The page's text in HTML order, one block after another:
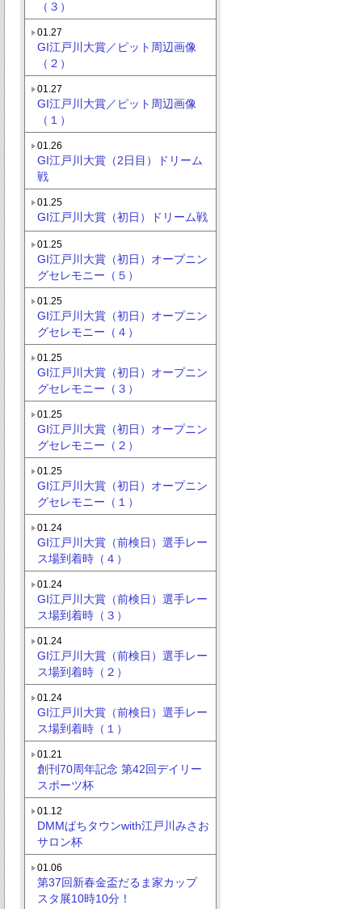
（３）
01.27
GI江戸川大賞／ピット周辺画像
（２）
01.27
GI江戸川大賞／ピット周辺画像
（１）
01.26
GI江戸川大賞（2日目）ドリーム
戦
01.25
GI江戸川大賞（初日）ドリーム戦
01.25
GI江戸川大賞（初日）オープニン
グセレモニー（５）
01.25
GI江戸川大賞（初日）オープニン
グセレモニー（４）
01.25
GI江戸川大賞（初日）オープニン
グセレモニー（３）
01.25
GI江戸川大賞（初日）オープニン
グセレモニー（２）
01.25
GI江戸川大賞（初日）オープニン
グセレモニー（１）
01.24
GI江戸川大賞（前検日）選手レー
ス場到着時（４）
01.24
GI江戸川大賞（前検日）選手レー
ス場到着時（３）
01.24
GI江戸川大賞（前検日）選手レー
ス場到着時（２）
01.24
GI江戸川大賞（前検日）選手レー
ス場到着時（１）
01.21
創刊70周年記念 第42回デイリー
スポーツ杯
01.12
DMMぱちタウンwith江戸川みさお
サロン杯
01.06
第37回新春金盃だるま家カップ
スタ展10時10分！